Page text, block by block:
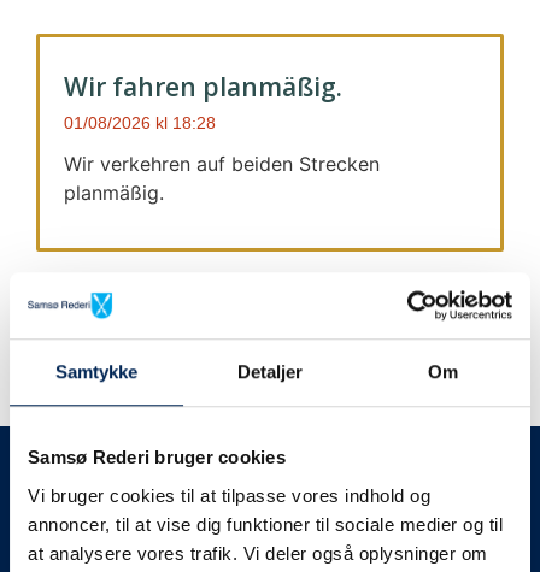
Samtykke Detaljer Om
Samsø Rederi bruger cookies
Vi bruger cookies til at tilpasse vores indhold og
annoncer, til at vise dig funktioner til sociale medier og til
at analysere vores trafik. Vi deler også oplysninger om
Wir fahren planmäßig.
01/08/2026 18:28
Wir verkehren auf beiden Strecken
planmäßig.
Wir geben immer Bescheid
Wir werden Sie